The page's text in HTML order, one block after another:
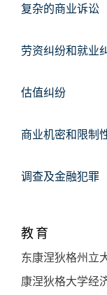
复杂的商业诉讼
劳资纠纷和就业
估值纠纷
商业机密和限制
调查及金融犯罪
教育
东康涅狄格州立
康涅狄格大学经